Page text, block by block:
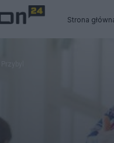
Strona